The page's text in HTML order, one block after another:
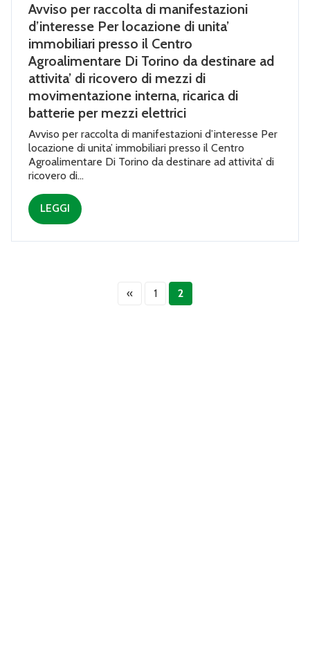
Avviso per raccolta di manifestazioni
d’interesse Per locazione di unita’
immobiliari presso il Centro
Agroalimentare Di Torino da destinare ad
attivita’ di ricovero di mezzi di
movimentazione interna, ricarica di
batterie per mezzi elettrici
Avviso per raccolta di manifestazioni d’interesse Per
locazione di unita’ immobiliari presso il Centro
Agroalimentare Di Torino da destinare ad attivita’ di
ricovero di...
LEGGI
« 1 2